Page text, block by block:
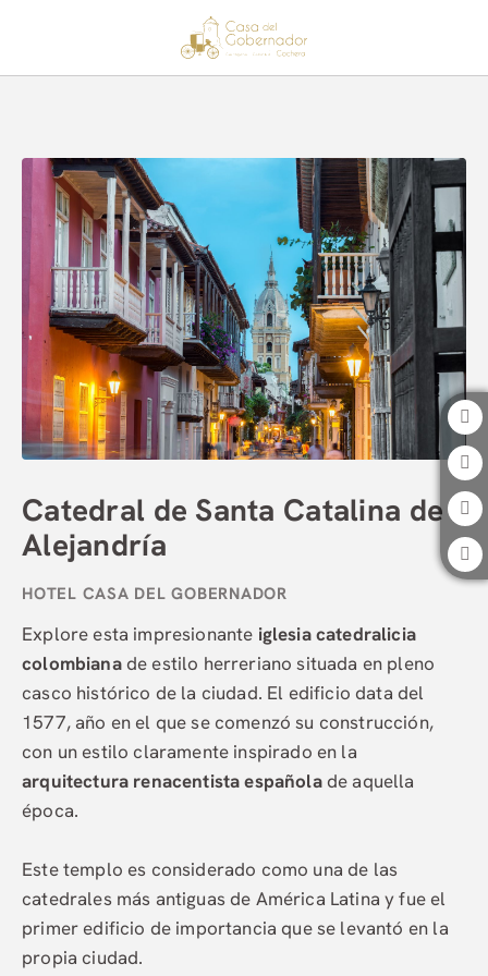
Catedral de Santa Catalina de
Alejandría
Explore esta impresionante iglesia catedralicia
colombianade estilo herreriano situada en pleno
casco histórico de la ciudad. El edificio data del
1577, año en el que se comenzó su construcción,
con un estilo claramente inspirado en la
arquitectura renacentista españolade aquella
época.
Este templo es considerado como una de las
catedrales más antiguas de América Latina y fue el
primer edificio de importancia que se levantó en la
propia ciudad.